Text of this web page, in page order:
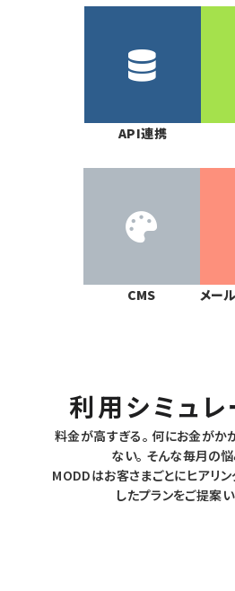
API連携
CMS メー
利用シミュレ
料金が高すぎる。 何にお金がか
ない。 そんな毎月の悩
MODDはお客さまごとにヒアリ
したプランをご提案い